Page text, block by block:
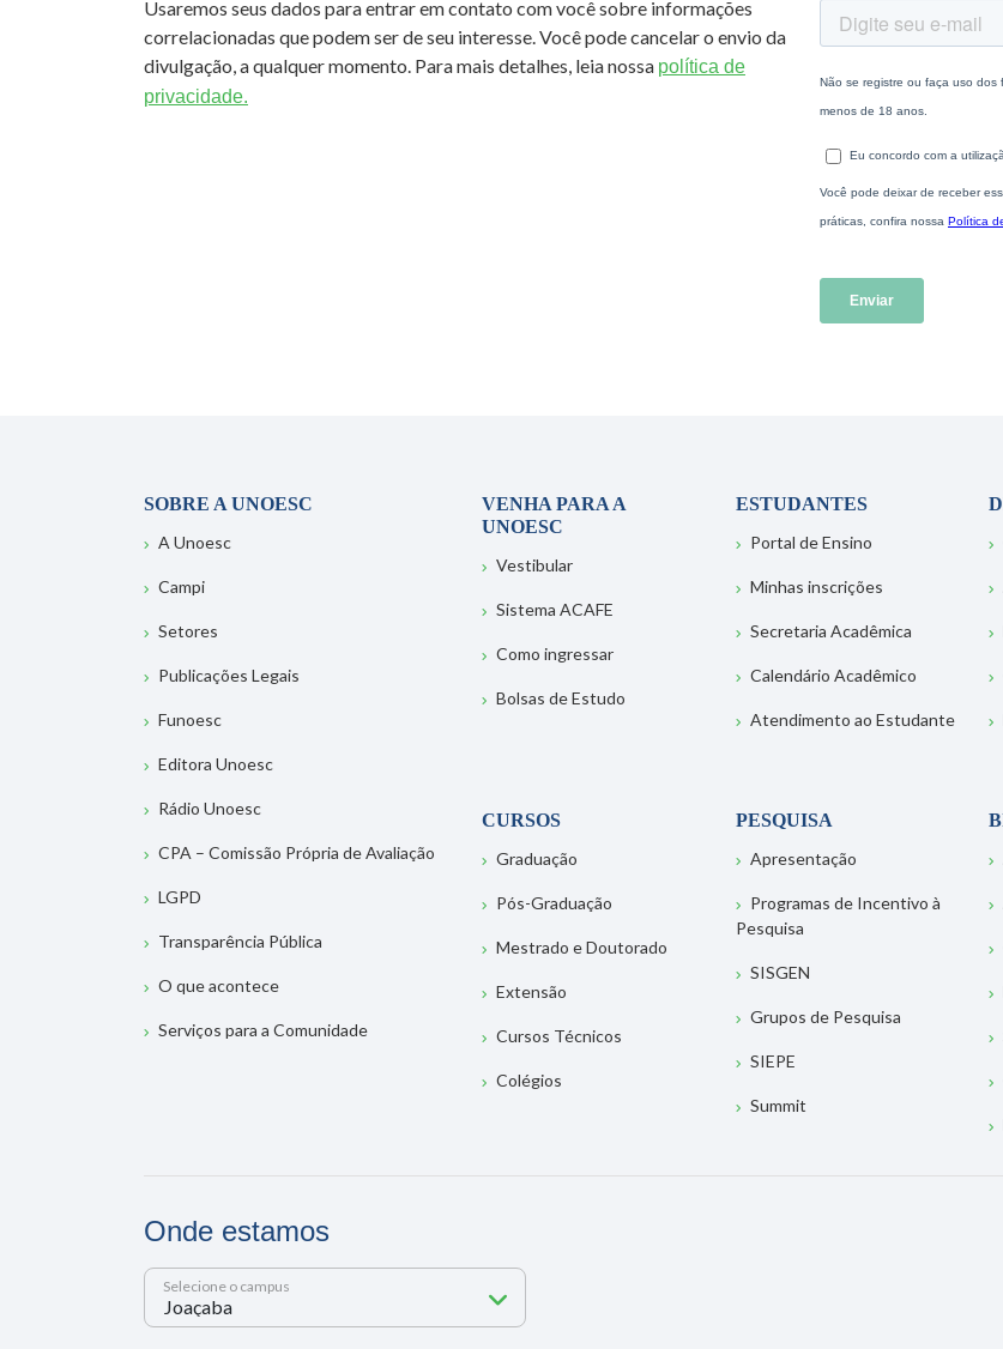
Usaremos seus dados para entrar em contato com você sobre informações
correlacionadas que podem ser de seu interesse. Você pode cancelar o envio da
divulgação, a qualquer momento. Para mais detalhes, leia nossa política de
privacidade.
SOBRE A UNOESC
A Unoesc
Campi
Setores
Publicações Legais
Funoesc
Editora Unoesc
Rádio Unoesc
CPA – Comissão Própria de Avaliação
LGPD
Transparência Pública
O que acontece
Serviços para a Comunidade
VENHA PARA A
UNOESC
Vestibular
Sistema ACAFE
Como ingressar
Bolsas de Estudo
ESTUDANTES
Portal de Ensino
Minhas inscrições
Secretaria Acadêmica
Calendário Acadêmico
Atendimento ao Estudante
CURSOS
Graduação
Pós-Graduação
Mestrado e Doutorado
Extensão
Cursos Técnicos
Colégios
PESQUISA
Apresentação
Programas de Incentivo à
Pesquisa
SISGEN
Grupos de Pesquisa
SIEPE
Summit
Onde estamos
Selecione o campus